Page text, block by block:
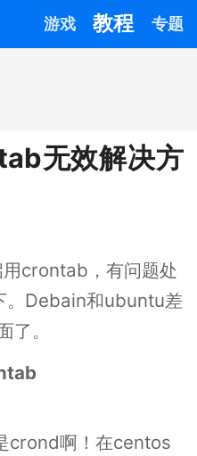
游戏 教程 专题
无效解决方
crontab，有问题处
。Debain和ubuntu差
。
crond啊！在centos